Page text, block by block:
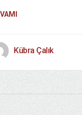
Kübra Çalık